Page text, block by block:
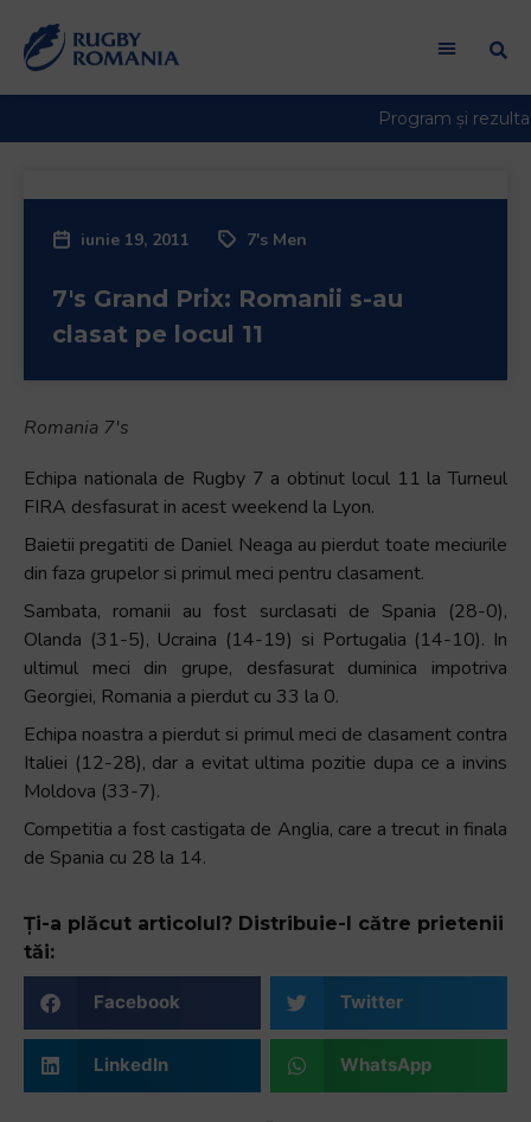
iunie 19, 2011 7's Men
7′s Grand Prix: Romanii s-au
clasat pe locul 11
Romania 7's
Echipa nationala de Rugby 7 a obtinut locul 11 la Turneul
FIRA desfasurat in acest weekend la Lyon.
Baietii pregatiti de Daniel Neaga au pierdut toate meciurile
din faza grupelor si primul meci pentru clasament.
Sambata, romanii au fost surclasati de Spania (28-0),
Olanda (31-5), Ucraina (14-19) si Portugalia (14-10). In
ultimul meci din grupe, desfasurat duminica impotriva
Georgiei, Romania a pierdut cu 33 la 0.
Echipa noastra a pierdut si primul meci de clasament contra
Italiei (12-28), dar a evitat ultima pozitie dupa ce a invins
Moldova (33-7).
Competitia a fost castigata de Anglia, care a trecut in finala
de Spania cu 28 la 14.
Ți-a plăcut articolul? Distribuie-l către prietenii
tăi:
Facebook Twitter
LinkedIn WhatsApp